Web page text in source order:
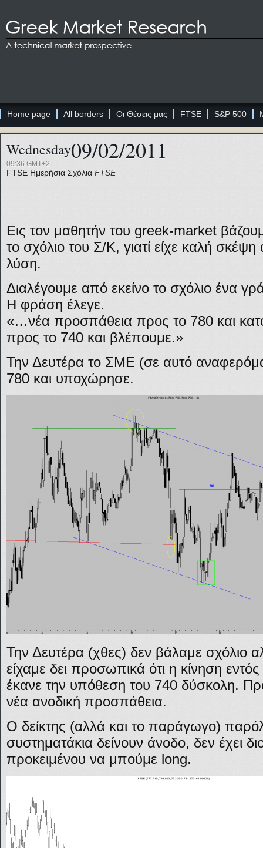
Home page All borders Οι Θέσεις μας FTSE S&P 500
Wednesday09/02/2011
09:36 GMT+2
FTSE Ημερήσια Σχόλια FTSE
Εις τον μαθητήν του greek-market
το σχόλιο του Σ/Κ, γιατί είχε καλή
λύση.
Διαλέγουμε από εκείνο το σχόλιο ένα
Η φράση έλεγε.
«…νέα προσπάθεια προς το 780 και
προς το 740 και βλέπουμε.»
Την Δευτέρα το ΣΜΕ (σε αυτό
780 και υποχώρησε.
Την Δευτέρα (χθες) δεν βάλαμε σχόλιο
είχαμε δει προσωπικά ότι η κίνηση
έκανε την υπόθεση του 740 δύσκολη.
νέα ανοδική προσπάθεια.
Ο δείκτης (αλλά και το παράγωγο)
συστηματάκια δείνουν άνοδο, δεν έχει
προκειμένου να μπούμε long.